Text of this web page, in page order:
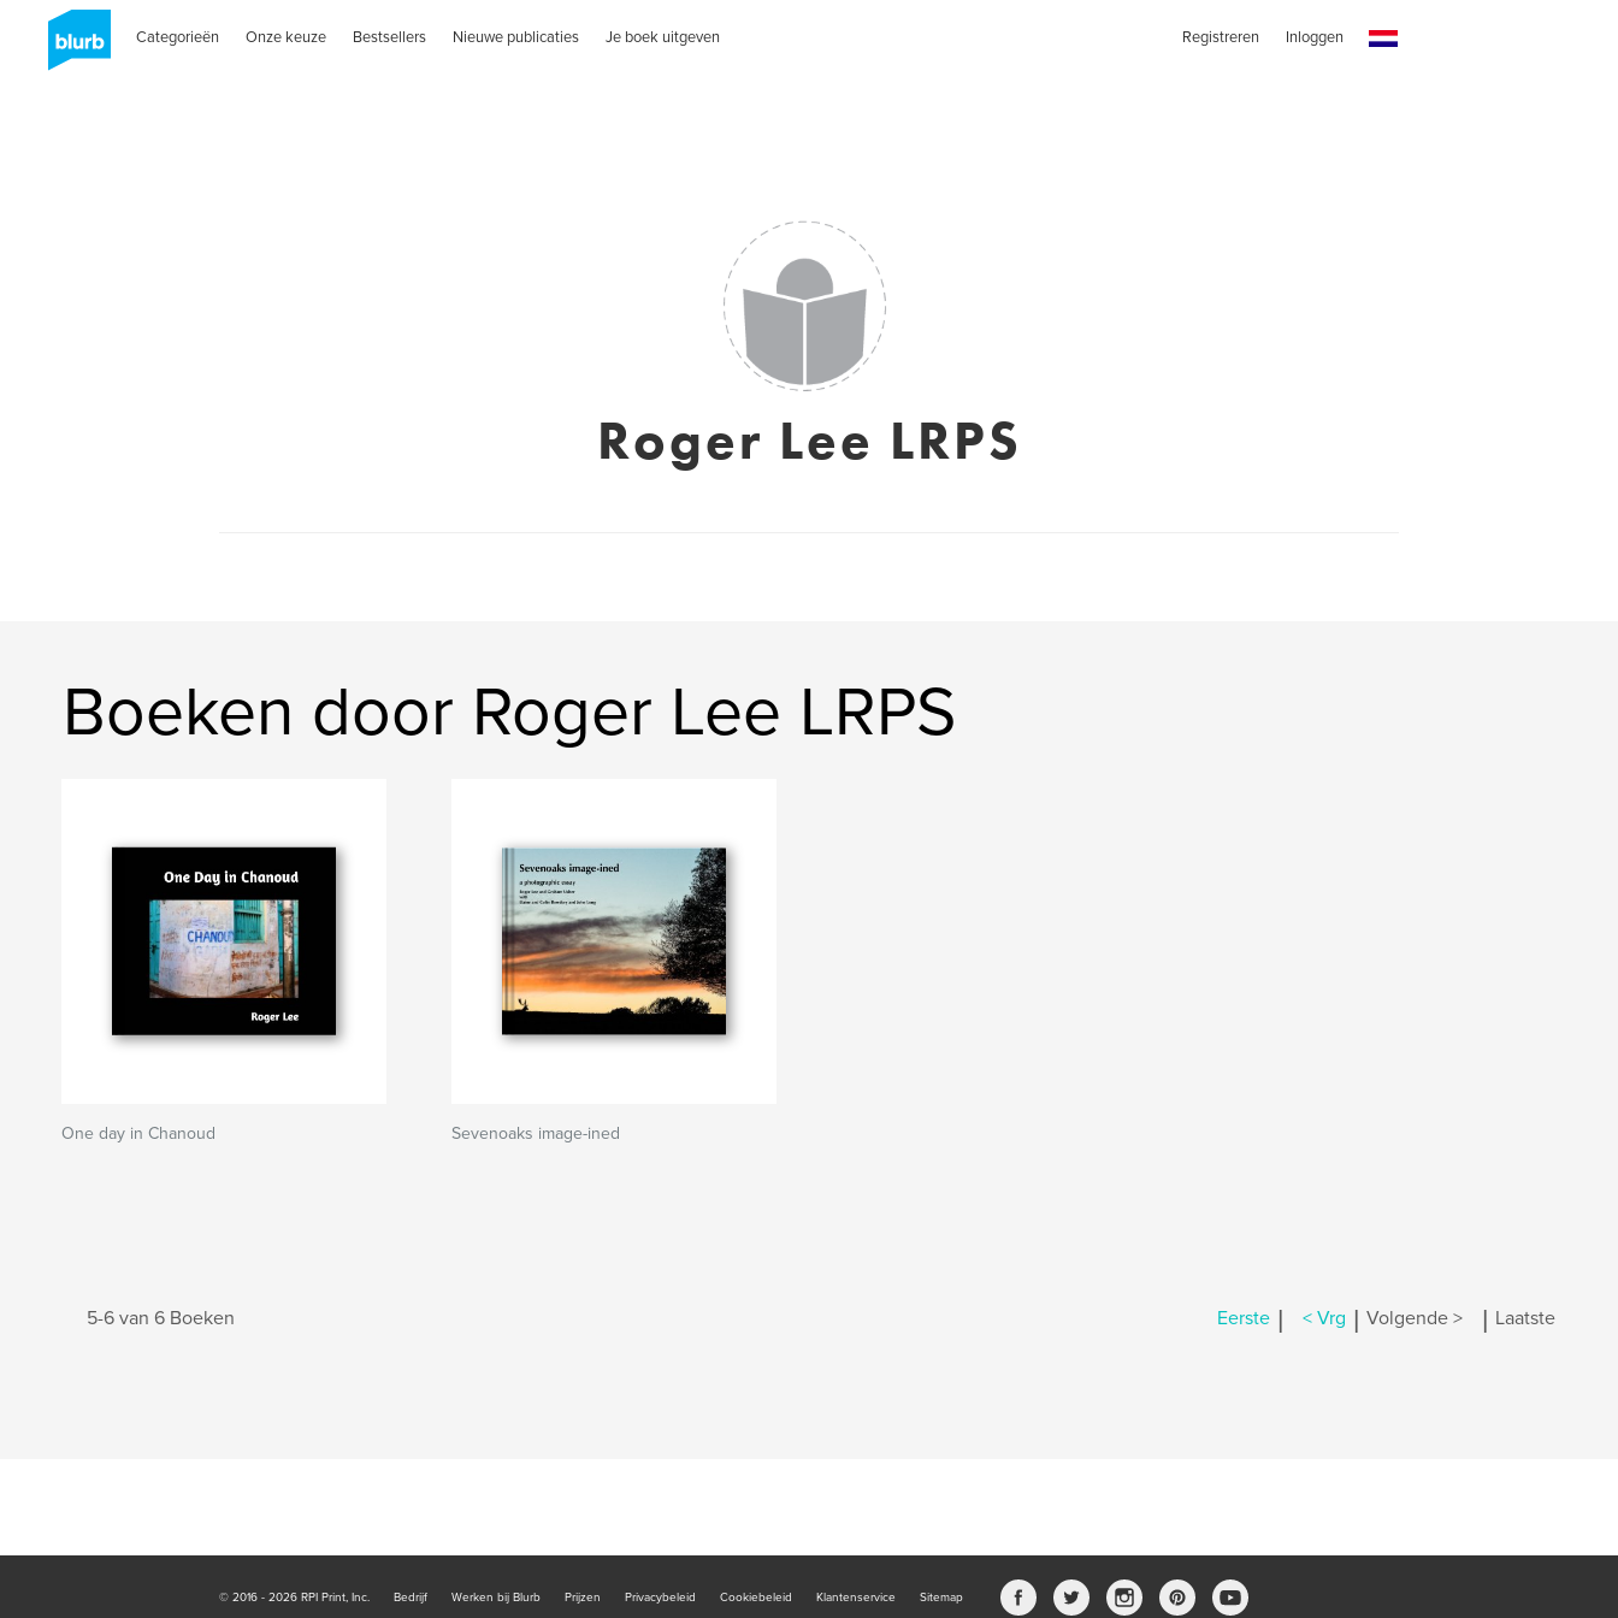
Categorieën Onze keuze Bestsellers Nieuwe publicaties Je boek uitgeven Registreren Inloggen
Roger Lee LRPS
Boeken door Roger Lee LRPS
One day in Chanoud Sevenoaks image-ined
5-6 van 6 Boeken Eerste | < Vrg | Volgende > | Laatste
© 2016 - 2026 RPI Print, Inc. Bedrijf Werken bij Blurb Prijzen Privacybeleid Cookiebeleid Klantenservice Sitemap